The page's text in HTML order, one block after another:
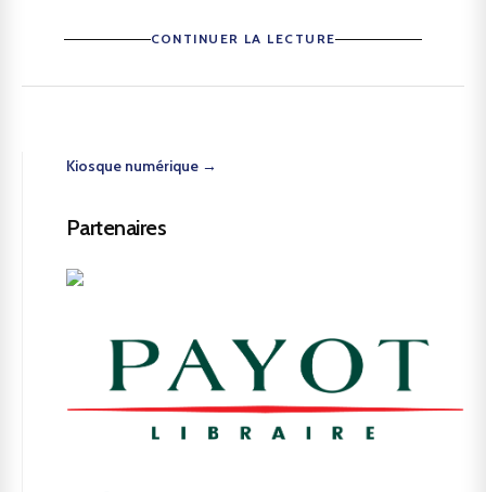
CONTINUER LA LECTURE
Kiosque numérique →
Partenaires